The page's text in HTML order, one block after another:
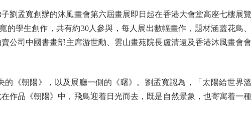
孟寬創辦的沐風畫會第六屆畫展即日起在香港大會堂高座七樓展覽
學生創作，共有約30人參與，每人展出數幅畫作，題材涵蓋花鳥、
公司中國書畫部主席游世勳、雲山畫苑院長盧清遠及香港沐風畫會會
朝陽》，以及展廳一側的《曙》。劉孟寬認為，「太陽給世界溫
作品《朝陽》中，飛鳥迎着日光而去，既是自然景象，也寄寓着一種